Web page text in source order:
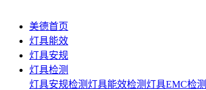
美德首页
灯具能效
灯具安规
灯具检测
灯具安规检测 灯具能效检测 灯具EMC检测